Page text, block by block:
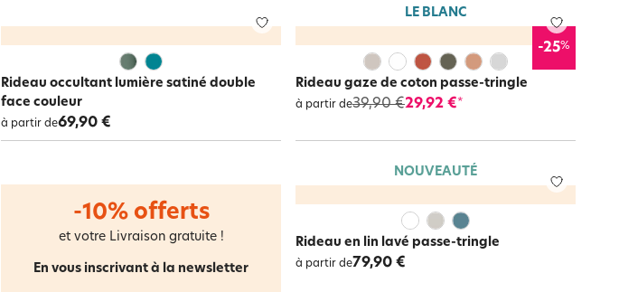
Rideau occultant lumière satiné double
face couleur
à partir de69,90 €
LE BLANC
-25%
Rideau gaze de coton passe-tringle
à partir de39,90 €29,92 €*
NOUVEAUTÉ
Rideau en lin lavé passe-tringle
à partir de79,90 €
-10% offerts
et votre Livraison gratuite !
En vous inscrivant à la newsletter